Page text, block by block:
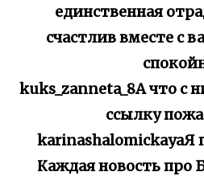
единственная
счастлив вместе с
kuks_zanneta_8А что с
ссылку
karinashalomickayaЯ
Каждая новость про